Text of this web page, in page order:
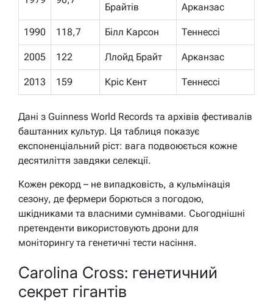
Брайтів Арканзас
1990 118,7 Білл Карсон Теннессі
2005 122 Ллойд Брайт Арканзас
2013 159 Кріс Кент Теннессі
Дані з Guinness World Records та архівів фестивалів
баштанних культур. Ця таблиця показує
експоненціальний ріст: вага подвоюється кожне
десятиліття завдяки селекції.
Кожен рекорд – не випадковість, а кульмінація
сезону, де фермери борються з погодою,
шкідниками та власними сумнівами. Сьогоднішні
претенденти використовують дрони для
моніторингу та генетичні тести насіння.
Carolina Cross: генетичний
секрет гігантів